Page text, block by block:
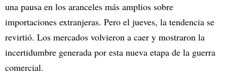
una pausa en los aranceles más amplios sobre
importaciones extranjeras. Pero el jueves, la tendencia se
revirtió. Los mercados volvieron a caer y mostraron la
incertidumbre generada por esta nueva etapa de la guerra
comercial.